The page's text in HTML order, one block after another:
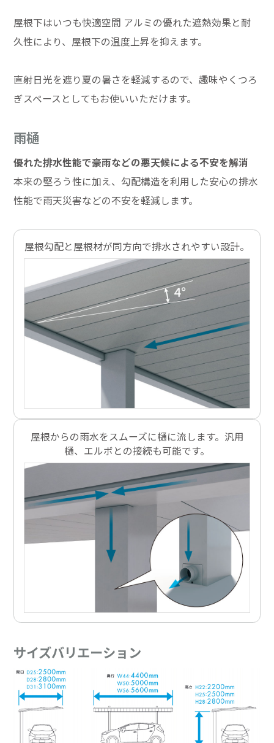
屋根下はいつも快適空間 アルミの優れた遮熱効果と耐
久性により、屋根下の温度上昇を抑えます。
直射日光を遮り夏の暑さを軽減するので、趣味やくつろ
ぎスペースとしてもお使いいただけます。
雨樋
優れた排水性能で豪雨などの悪天候による不安を解消
本来の堅ろう性に加え、勾配構造を利用した安心の排水
性能で雨天災害などの不安を軽減します。
屋根勾配と屋根材が同方向で排水されやすい設計。
屋根からの雨水をスムーズに樋に流します。汎用
樋、エルボとの接続も可能です。
サイズバリエーション